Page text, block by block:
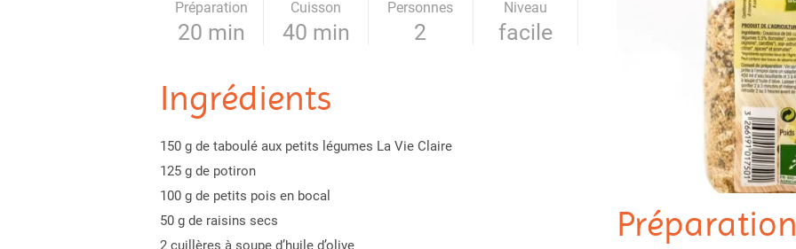
Préparation
20 min
Cuisson
40 min
Personnes
2
Niveau
facile
Ingrédients
150 g de taboulé aux petits légumes La Vie Claire
125 g de potiron
100 g de petits pois en bocal
50 g de raisins secs
2 cuillères à soupe d’huile d’olive